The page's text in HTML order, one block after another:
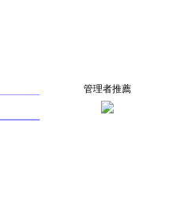
管理者推薦